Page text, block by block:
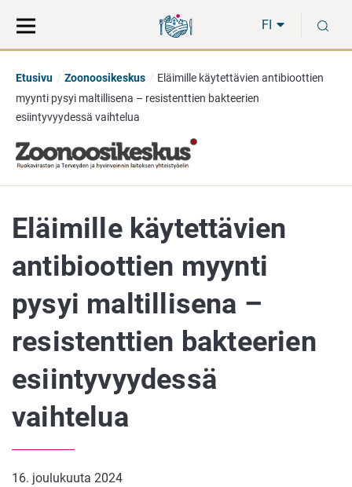
suoraan
sisältöön
koko
sivuston
FI
Etusivu Zoonoosikeskus
Eläimille käytettävien antibioottien
myynti pysyi maltillisena – resistenttien bakteerien
esiintyvyydessä vaihtelua
Eläimille käytettävien
antibioottien myynti
pysyi maltillisena –
resistenttien bakteerien
esiintyvyydessä
vaihtelua
16. joulukuuta 2024